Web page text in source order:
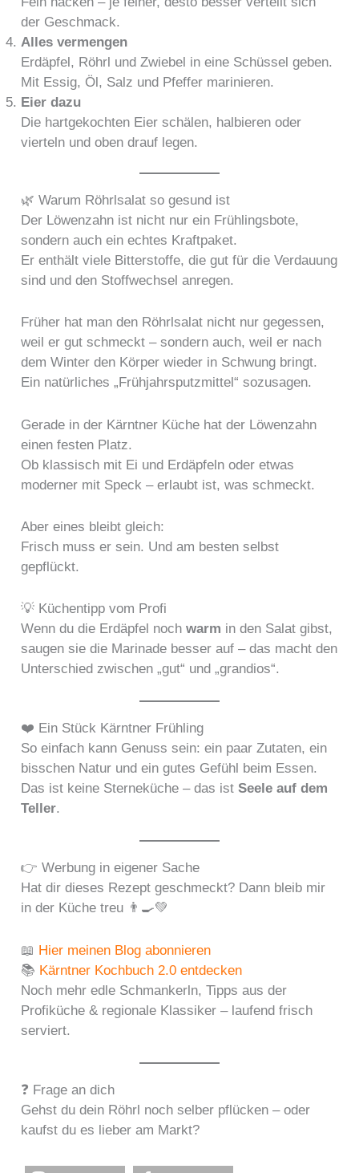
der Geschmack.
Alles vermengen
Erdäpfel, Röhrl und Zwiebel in eine Schüssel geben.
Mit Essig, Öl, Salz und Pfeffer marinieren.
Eier dazu
Die hartgekochten Eier schälen, halbieren oder
vierteln und oben drauf legen.
🌿 Warum Röhrlsalat so gesund ist
Der Löwenzahn ist nicht nur ein Frühlingsbote,
sondern auch ein echtes Kraftpaket.
Er enthält viele Bitterstoffe, die gut für die Verdauung
sind und den Stoffwechsel anregen.
Früher hat man den Röhrlsalat nicht nur gegessen,
weil er gut schmeckt – sondern auch, weil er nach
dem Winter den Körper wieder in Schwung bringt.
Ein natürliches „Frühjahrsputzmittel“ sozusagen.
Gerade in der Kärntner Küche hat der Löwenzahn
einen festen Platz.
Ob klassisch mit Ei und Erdäpfeln oder etwas
moderner mit Speck – erlaubt ist, was schmeckt.
Aber eines bleibt gleich:
Frisch muss er sein. Und am besten selbst
gepflückt.
💡 Küchentipp vom Profi
Wenn du die Erdäpfel nochwarm in den Salat gibst,
saugen sie die Marinade besser auf – das macht den
Unterschied zwischen „gut“ und „grandios“.
❤️ Ein Stück Kärntner Frühling
So einfach kann Genuss sein: ein paar Zutaten, ein
bisschen Natur und ein gutes Gefühl beim Essen.
Das ist keine Sterneküche – das istSeele auf dem
Teller.
👉 Werbung in eigener Sache
Hat dir dieses Rezept geschmeckt? Dann bleib mir
in der Küche treu 👨‍🍳💚
📖 Hier meinen Blog abonnieren
📚 Kärntner Kochbuch 2.0 entdecken
Noch mehr edle Schmankerln, Tipps aus der
Profiküche & regionale Klassiker – laufend frisch
serviert.
❓ Frage an dich
Gehst du dein Röhrl noch selber pflücken – oder
kaufst du es lieber am Markt?